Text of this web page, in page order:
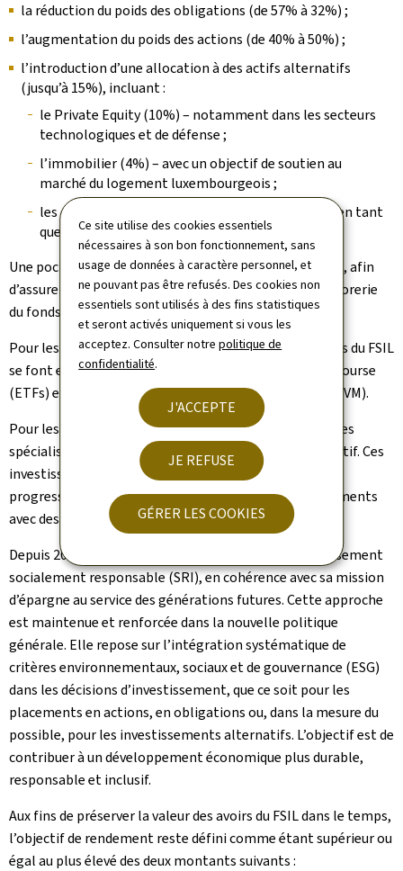
Ce site utilise des cookies essentiels
nécessaires à son bon fonctionnement, sans
usage de données à caractère personnel, et
ne pouvant pas être refusés. Des cookies non
essentiels sont utilisés à des fins statistiques
et seront activés uniquement si vous les
acceptez. Consulter notrepolitique de
confidentialité.
J'ACCEPTE
JE REFUSE
GÉRER LES COOKIES
la réduction du poids des obligations (de 57% à 32%) ;
l’augmentation du poids des actions (de 40% à 50%) ;
l’introduction d’une allocation à des actifs alternatifs
(jusqu’à 15%), incluant :
le Private Equity (10%) – notamment dans les secteurs
technologiques et de défense ;
l’immobilier (4%) – avec un objectif de soutien au
marché du logement luxembourgeois ;
les crypto-actifs, en particulier le Bitcoin (1%) – en tant
que classe d’actifs émergente.
Une poche de liquidités à hauteur de 3% est maintenue, afin
d’assurer la flexibilité et la gestion des besoins de trésorerie
du fonds.
Pour les obligations et les actions, les investissements du FSIL
se font essentiellement à travers des fonds cotés en bourse
(ETFs) et d’autres fonds d’investissement agréés (OPCVM).
Pour les actifs alternatifs, le fonds utilise des structures
spécialisées ou investit directement, selon le type d’actif. Ces
investissements alternatifs sont réalisés de manière
progressive et ciblée, en privilégiant les co-investissements
avec des institutions publiques.
Depuis 2020, le FSIL a adopté une démarche d’investissement
socialement responsable (SRI), en cohérence avec sa mission
d’épargne au service des générations futures. Cette approche
est maintenue et renforcée dans la nouvelle politique
générale. Elle repose sur l’intégration systématique de
critères environnementaux, sociaux et de gouvernance (ESG)
dans les décisions d’investissement, que ce soit pour les
placements en actions, en obligations ou, dans la mesure du
possible, pour les investissements alternatifs. L’objectif est de
contribuer à un développement économique plus durable,
responsable et inclusif.
Aux fins de préserver la valeur des avoirs du FSIL dans le temps,
l’objectif de rendement reste défini comme étant supérieur ou
égal au plus élevé des deux montants suivants :